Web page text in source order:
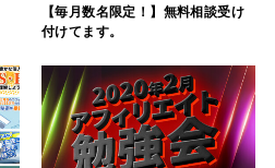
【毎月数名限定！】無料相談受け
付けてます。